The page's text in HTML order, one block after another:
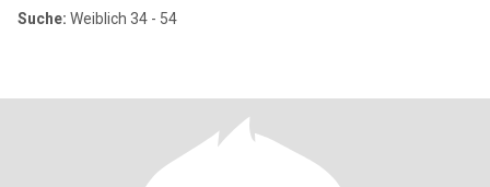
Suche: Weiblich 34 - 54